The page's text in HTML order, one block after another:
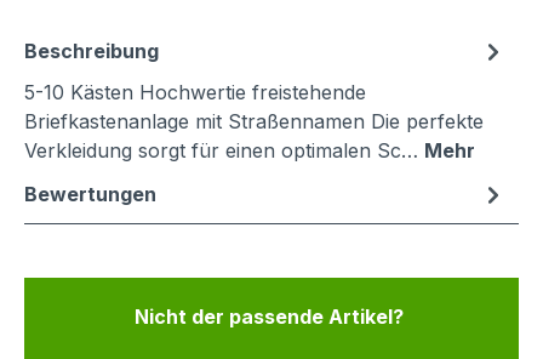
Beschreibung
5-10 Kästen Hochwertie freistehende
Briefkastenanlage mit Straßennamen Die perfekte
Verkleidung sorgt für einen optimalen Sc… Mehr
Bewertungen
Nicht der passende Artikel?